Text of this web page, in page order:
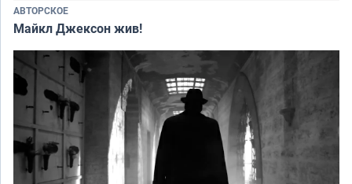
АВТОРСКОЕ
Майкл Джексон жив!